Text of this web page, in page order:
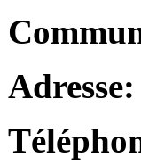
Adresse: